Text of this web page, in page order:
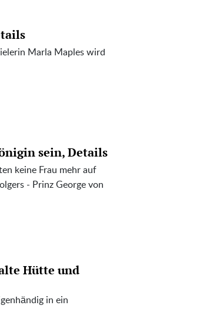
Marla Maples wird
sein, Details
keine Frau mehr auf
- Prinz George von
Hütte und
in ein